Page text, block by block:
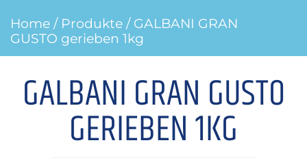
Home / Produkte / GALBANI GRAN
GUSTO gerieben 1kg
GALBANI GRAN GUSTO
GERIEBEN 1KG